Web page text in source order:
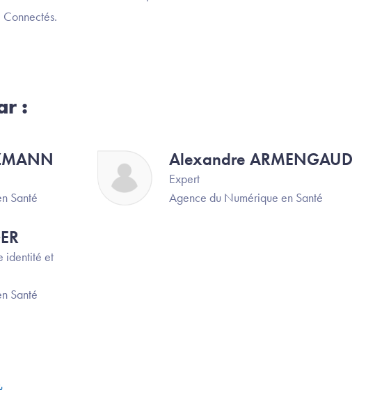
Connectés.
:
Santé
Alexandre ARMENGAUD
Expert
Agence du Numérique en Santé
identité et
Santé